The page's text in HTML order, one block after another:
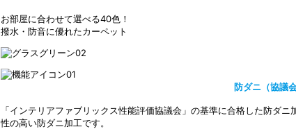
お部屋に合わせて選べる40色！
撥水・防音に優れたカーペット
防ダニ（協議会
「インテリアファブリックス性能評価協議会」の基準に合格した防ダ
性の高い防ダニ加工です。